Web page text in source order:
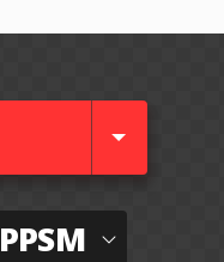
PPSM